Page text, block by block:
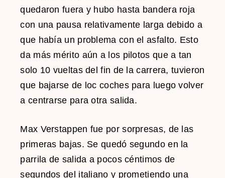
quedaron fuera y hubo hasta bandera roja
con una pausa relativamente larga debido a
que había un problema con el asfalto. Esto
da más mérito aún a los pilotos que a tan
solo 10 vueltas del fin de la carrera, tuvieron
que bajarse de loc coches para luego volver
a centrarse para otra salida.
Max Verstappen fue por sorpresas, de las
primeras bajas. Se quedó segundo en la
parrila de salida a pocos céntimos de
segundos del italiano y prometiendo una